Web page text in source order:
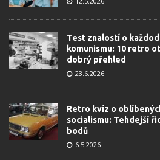
Test znalostí o
komunismu: 10 retro
dobrý přehled
23.6.2026
Retro kvíz o
socialismu: Tehdejší
bodů
6.5.2026